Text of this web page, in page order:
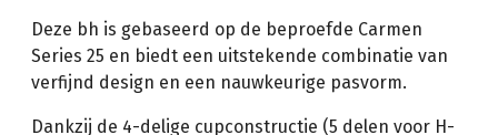
Deze bh is gebaseerd op de beproefde Carmen
Series 25 en biedt een uitstekende combinatie van
verfijnd design en een nauwkeurige pasvorm.
Dankzij de 4-delige cupconstructie (5 delen voor H-